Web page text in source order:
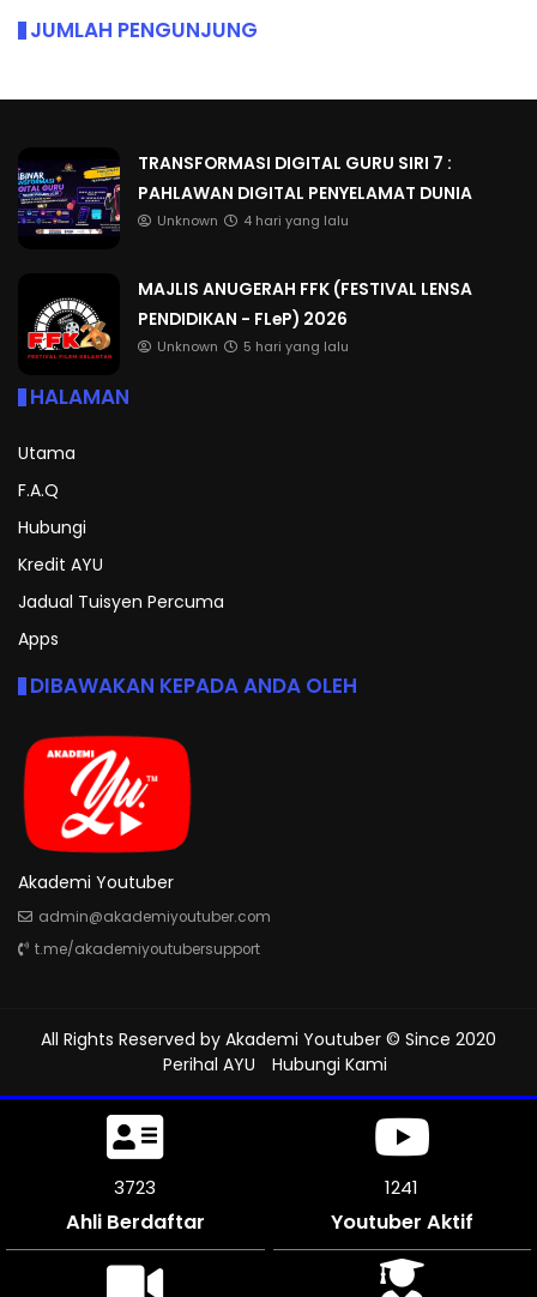
JUMLAH PENGUNJUNG
TRANSFORMASI DIGITAL GURU SIRI 7 :
PAHLAWAN DIGITAL PENYELAMAT DUNIA
Unknown 4 hari yang lalu
MAJLIS ANUGERAH FFK (FESTIVAL LENSA
PENDIDIKAN - FLeP) 2026
Unknown 5 hari yang lalu
HALAMAN
Utama
F.A.Q
Hubungi
Kredit AYU
Jadual Tuisyen Percuma
Apps
DIBAWAKAN KEPADA ANDA OLEH
Akademi Youtuber
admin@akademiyoutuber.com
t.me/akademiyoutubersupport
All Rights Reserved by Akademi Youtuber © Since 2020
Perihal AYU
Hubungi Kami
4209
Ahli Berdaftar
1312
Youtuber Aktif